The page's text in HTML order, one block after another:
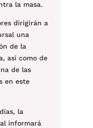
la masa.
dirigirán a
una
de la
así como de
de las
en este
la
informará